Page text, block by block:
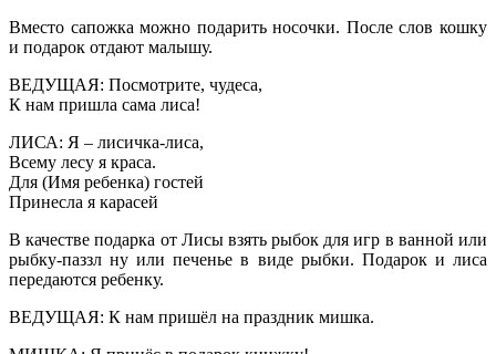
Вместо сапожка можно подарить носочки. После слов кошку
и подарок отдают малышу.
ВЕДУЩАЯ: Посмотрите, чудеса,
К нам пришла сама лиса!
ЛИСА: Я – лисичка-лиса,
Всему лесу я краса.
Для (Имя ребенка) гостей
Принесла я карасей
В качестве подарка от Лисы взять рыбок для игр в ванной или
рыбку-паззл ну или печенье в виде рыбки. Подарок и лиса
передаются ребенку.
ВЕДУЩАЯ: К нам пришёл на праздник мишка.